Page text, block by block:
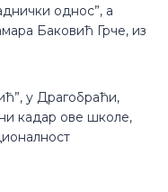
однос”, а
Баковић Грче, из
у Драгобраћи,
кадар ове школе,